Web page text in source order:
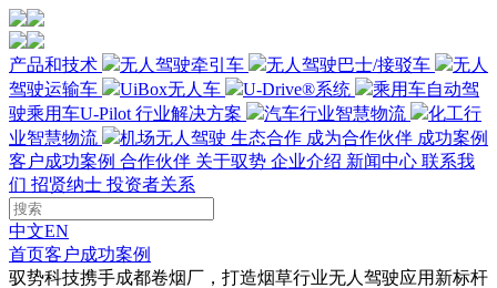
产品和技术 无人驾驶牵引车 无人驾驶巴士/接驳车
无人
驾驶运输车
UiBox无人车 U-Drive®系统
乘用车自动驾
驶乘用车U-Pilot 行业解决方案 汽车行业智慧物流
化工行
业智慧物流
机场无人驾驶 生态合作 成为合作伙伴 成功案例
客户成功案例 合作伙伴 关于驭势 企业介绍 新闻中心 联系我
们 招贤纳士 投资者关系
中文EN
首页客户成功案例
驭势科技携手成都卷烟厂，打造烟草行业无人驾驶应用新标杆